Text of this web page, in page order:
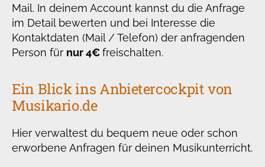
Mail. In deinem Account kannst du die Anfrage
im Detail bewerten und bei Interesse die
Kontaktdaten (Mail / Telefon) der anfragenden
Person für nur 4€freischalten.
Ein Blick ins Anbietercockpit von
Musikario.de
Hier verwaltest du bequem neue oder schon
erworbene Anfragen für deinen Musikunterricht.